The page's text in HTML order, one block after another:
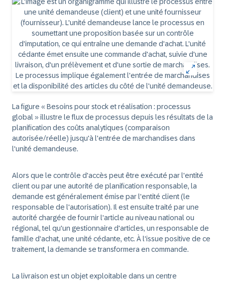
La figure « Besoins pour stock et réalisation : processus
global » illustre le flux de processus depuis les résultats de la
planification des coûts analytiques (comparaison
autorisée/réelle) jusqu'à l'entrée de marchandises dans
l'unité demandeuse.
Alors que le contrôle d'accès peut être exécuté par l'entité
client ou par une autorité de planification responsable, la
demande est généralement émise par l'entité client (le
responsable de l'autorisation). Il est ensuite traité par une
autorité chargée de fournir l'article au niveau national ou
régional, tel qu'un gestionnaire d'articles, un responsable de
famille d'achat, une unité cédante, etc. À l'issue positive de ce
traitement, la demande se transformera en commande.
La livraison est un objet exploitable dans un centre